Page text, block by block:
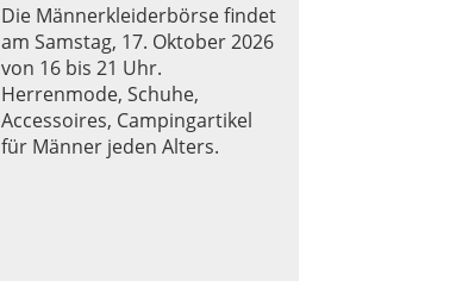
Die Männerkleiderbörse findet
am Samstag, 17. Oktober 2026
von 16 bis 21 Uhr.
Herrenmode, Schuhe,
Accessoires, Campingartikel
für Männer jeden Alters.